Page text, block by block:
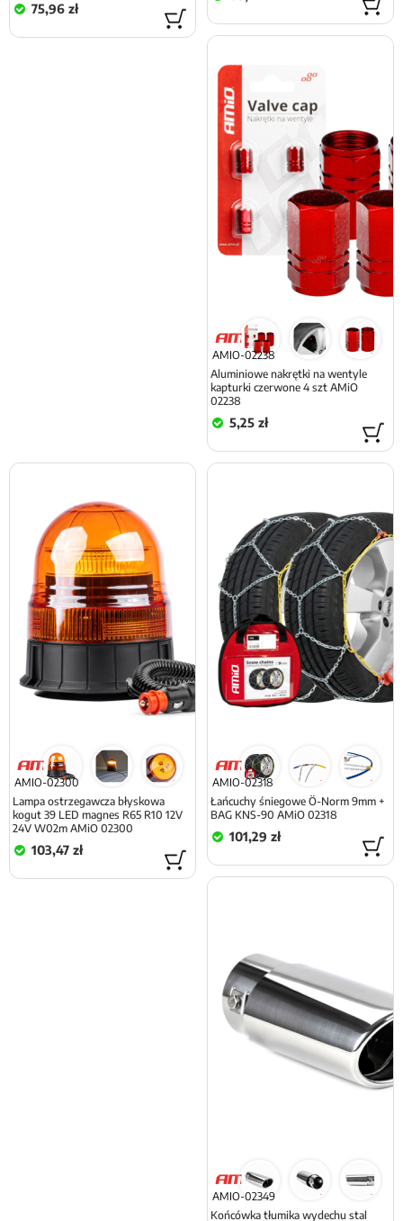
75,96 zł
AMIO-02238
Aluminiowe nakrętki na wentyle
kapturki czerwone 4 szt AMiO
02238
5,25 zł
AMIO-02300
Lampa ostrzegawcza błyskowa
kogut 39 LED magnes R65 R10 12V
24V W02m AMiO 02300
103,47 zł
AMIO-02318
Łańcuchy śniegowe Ö-Norm 9mm +
BAG KNS-90 AMiO 02318
101,29 zł
AMIO-02349
Końcówka tłumika wydechu stal